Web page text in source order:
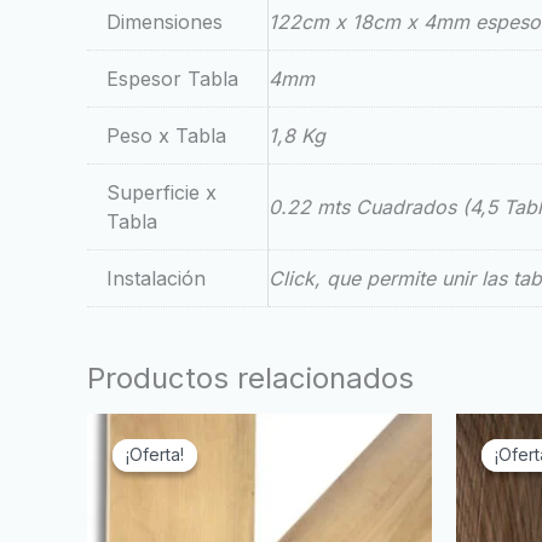
Dimensiones 122cm x 18cm x 4mm
Espesor Tabla 4mm
Peso x Tabla 1,8 Kg
Superficie x
Tabla
0.22 mts Cuadrados (4,5
Instalación Click, que permite unir las
Productos relacionados
¡Oferta!
¡Oferta!
₲159.000,00.
precio
actual
es:
₲139.000,00.